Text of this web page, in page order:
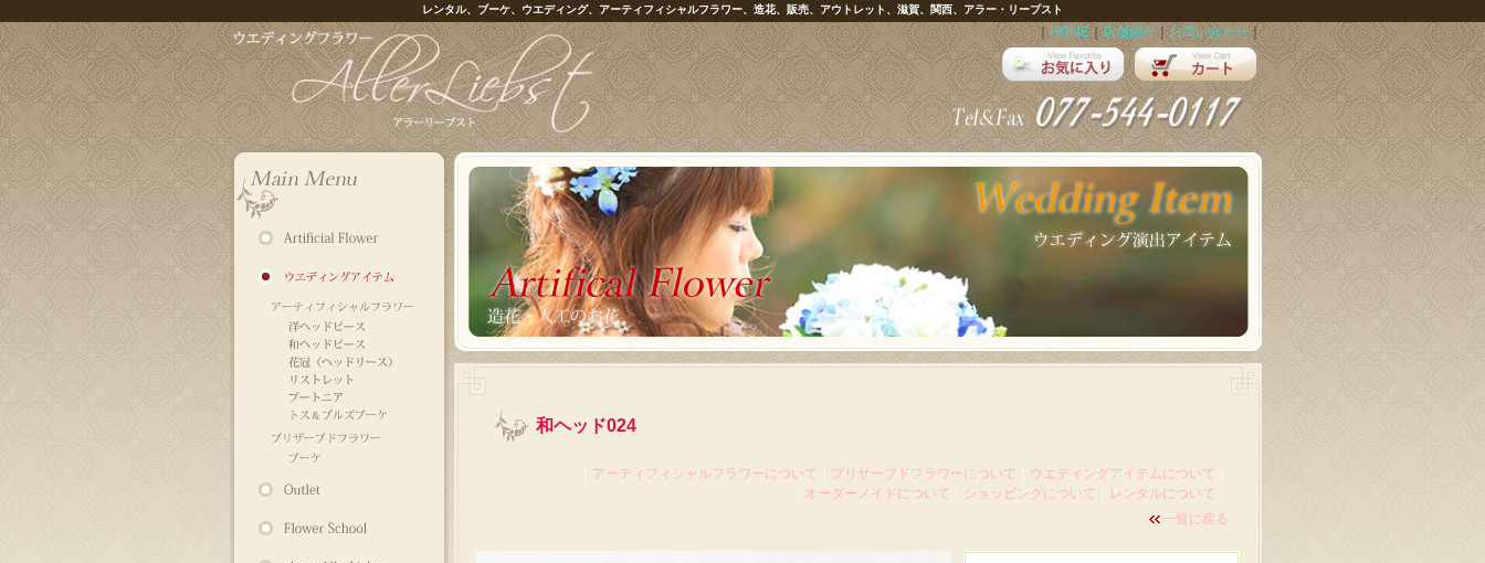
レンタル、ブーケ、ウエディング、アーティフィシャルフラワー、造花、販売、アウトレット、滋賀、関西、アラー・リープスト
｜ HOME｜ 店舗紹介 ｜お問い合わせ｜
和ヘッド024
アーティフィシャルフラワーについて プリザーブドフラワーについて ウエディングアイテムについて
オーダーメイドについて ショッピングについて レンタルについて
一覧に戻る